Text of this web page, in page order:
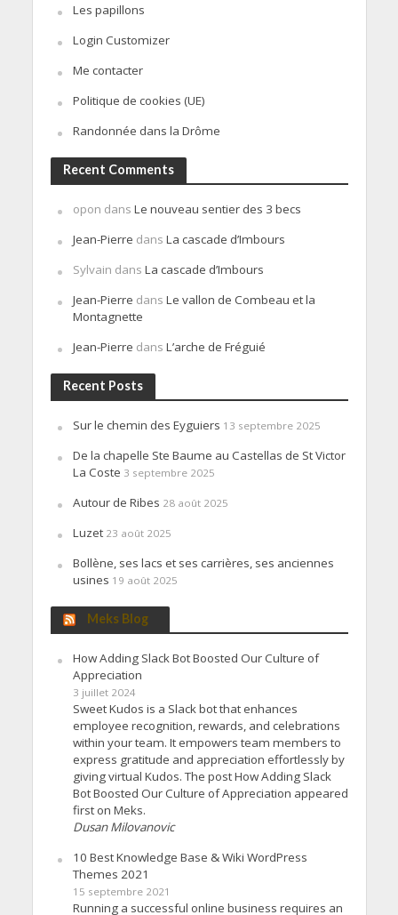
Les papillons
Login Customizer
Me contacter
Politique de cookies (UE)
Randonnée dans la Drôme
Recent Comments
opon dans Le nouveau sentier des 3 becs
Jean-Pierre dans La cascade d’Imbours
Sylvain dans La cascade d’Imbours
Jean-Pierre dans Le vallon de Combeau et la
Montagnette
Jean-Pierre dans L’arche de Fréguié
Recent Posts
Sur le chemin des Eyguiers 13 septembre 2025
De la chapelle Ste Baume au Castellas de St Victor
La Coste 3 septembre 2025
Autour de Ribes 28 août 2025
Luzet 23 août 2025
Bollène, ses lacs et ses carrières, ses anciennes
usines 19 août 2025
Meks Blog
How Adding Slack Bot Boosted Our Culture of
Appreciation
3 juillet 2024
Sweet Kudos is a Slack bot that enhances
employee recognition, rewards, and celebrations
within your team. It empowers team members to
express gratitude and appreciation effortlessly by
giving virtual Kudos. The post How Adding Slack
Bot Boosted Our Culture of Appreciation appeared
first on Meks.
Dusan Milovanovic
10 Best Knowledge Base & Wiki WordPress
Themes 2021
15 septembre 2021
Running a successful online business requires an